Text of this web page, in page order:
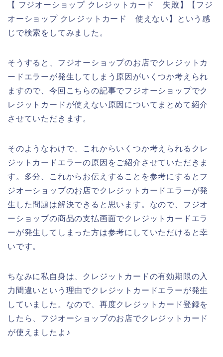
【 フジオーショップ クレジットカード 失敗】【フジ
オーショップ クレジットカード 使えない】という感
じで検索をしてみました。
そうすると、フジオーショップのお店でクレジットカ
ードエラーが発生してしまう原因がいくつか考えられ
ますので、今回こちらの記事でフジオーショップでク
レジットカードが使えない原因についてまとめて紹介
させていただきます。
そのようなわけで、これからいくつか考えられるクレ
ジットカードエラーの原因をご紹介させていただきま
す。多分、これからお伝えすることを参考にするとフ
ジオーショップのお店でクレジットカードエラーが発
生した問題は解決できると思います。なので、フジオ
ーショップの商品の支払画面でクレジットカードエラ
ーが発生してしまった方は参考にしていただけると幸
いです。
ちなみに私自身は、クレジットカードの有効期限の入
力間違いという理由でクレジットカードエラーが発生
していました。なので、再度クレジットカード登録を
したら、フジオーショップのお店でクレジットカード
が使えましたよ♪